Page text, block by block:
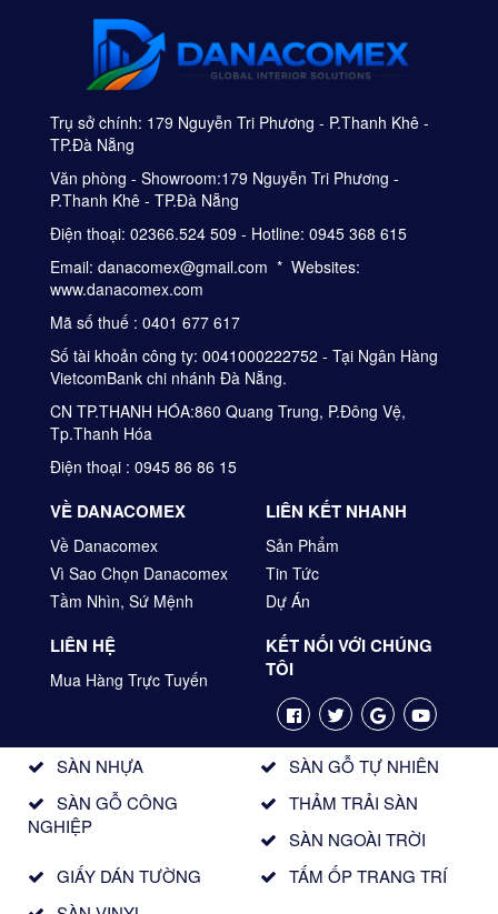
Trụ sở chính: 179 Nguyễn Tri Phương - P.Thanh Khê -
TP.Đà Nẵng
Văn phòng - Showroom:179 Nguyễn Tri Phương -
P.Thanh Khê - TP.Đà Nẵng
Điện thoại: 02366.524 509 - Hotline: 0945 368 615
Email: danacomex@gmail.com * Websites:
www.danacomex.com
Mã số thuế : 0401 677 617
Số tài khoản công ty: 0041000222752 - Tại Ngân Hàng
VietcomBank chi nhánh Đà Nẵng.
CN TP.THANH HÓA:860 Quang Trung, P.Đông Vệ,
Tp.Thanh Hóa
Điện thoại : 0945 86 86 15
VỀ DANACOMEX
Về Danacomex
Vì Sao Chọn Danacomex
Tầm Nhìn, Sứ Mệnh
LIÊN HỆ
Mua Hàng Trực Tuyến
LIÊN KẾT NHANH
Sản Phẩm
Tin Tức
Dự Án
KẾT NỐI VỚI CHÚNG
TÔI
SÀN NHỰA
SÀN GỖ TỰ NHIÊN
SÀN GỖ CÔNG
NGHIỆP
THẢM TRẢI SÀN
SÀN NGOÀI TRỜI
GIẤY DÁN TƯỜNG
TẤM ỐP TRANG TRÍ